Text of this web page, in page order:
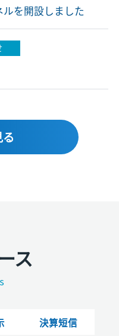
を開設しました
ス
決算短信